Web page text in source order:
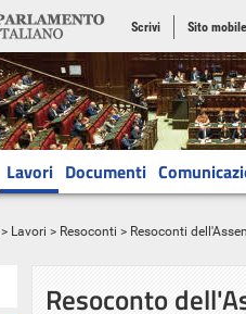
Scrivi Sito mobile
Lavori Documenti
> Lavori > Resoconti > Resoconti
Resoconto